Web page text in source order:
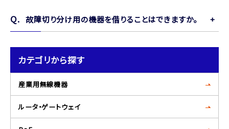
カテゴリから探す
産業用無線機器
ルータ・ゲートウェイ
故障切り分け用の機器を借りることはできますか。